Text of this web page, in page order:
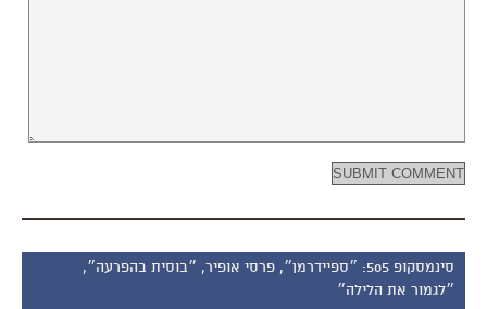
סינמסקופ 505: ״ספיידרמן״, פרסי אופיר, ״בוסית בהפרעה״,
״לגמור את הלילה״